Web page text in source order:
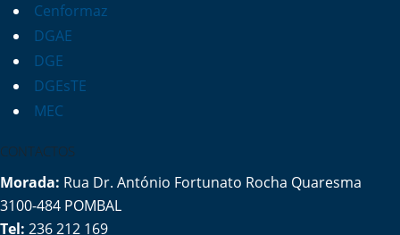
Cenformaz
DGAE
DGE
DGEsTE
MEC
CONTACTOS
Morada: Rua Dr. António Fortunato Rocha Quaresma
3100-484 POMBAL
Tel: 236 212 169